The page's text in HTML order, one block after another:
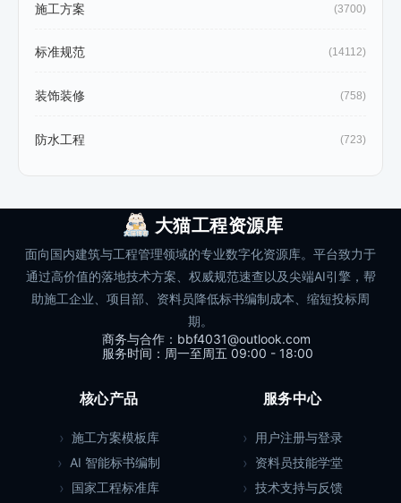
施工方案 (3700)
标准规范 (14112)
装饰装修 (758)
防水工程 (723)
大猫工程资源库
面向国内建筑与工程管理领域的专业数字化资源库。平台致力于
通过高价值的落地技术方案、权威规范速查以及尖端AI引擎，帮
助施工企业、项目部、资料员降低标书编制成本、缩短投标周
期。
商务与合作：bbf4031@outlook.com
服务时间：周一至周五 09:00 - 18:00
核心产品
施工方案模板库
AI 智能标书编制
国家工程标准库
服务中心
用户注册与登录
资料员技能学堂
技术支持与反馈